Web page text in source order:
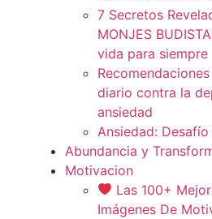
7 Secretos
MONJES
vida para siempre
diario contra la
ansiedad
Ansiedad:
Abundancia y
Motivacion
Las 100+
Imágenes De